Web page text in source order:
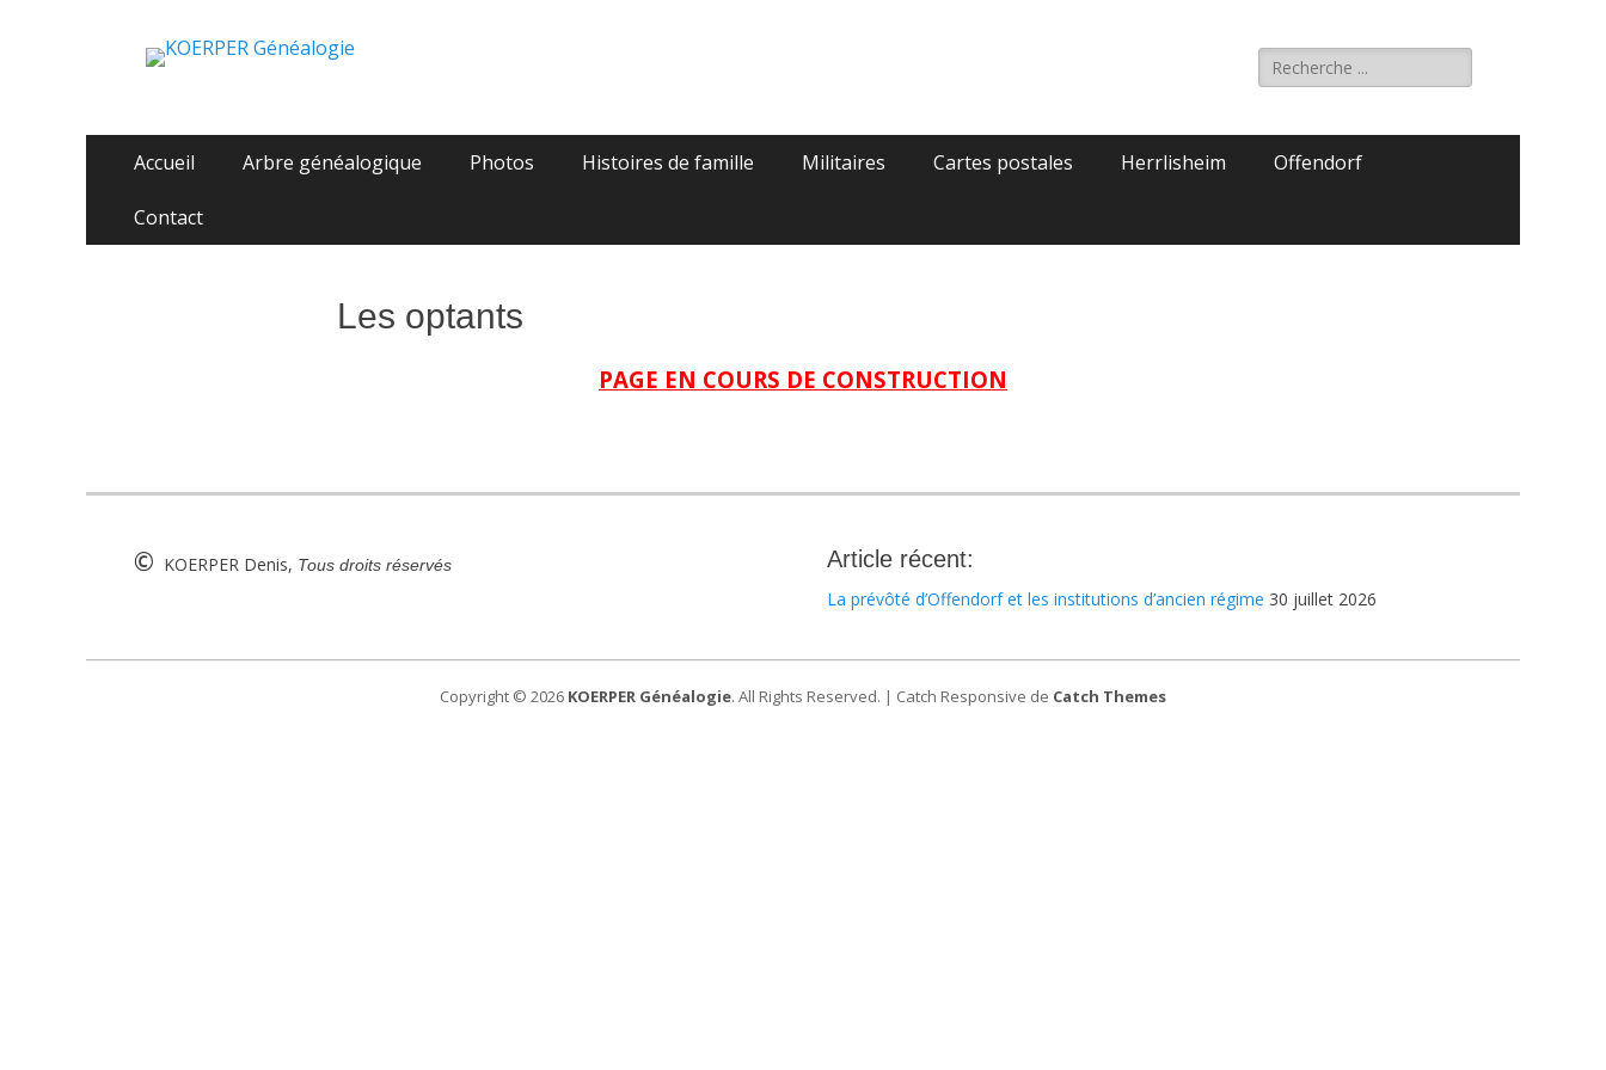
KOERPER Généalogie
La généalogie Koerper, Herrlisheim. Rechercher :
Menu
contenu
Accueil Arbre généalogique Photos Histoires de famille Militaires Cartes postales Herrlisheim Offendorf
Contact
Les optants
PAGE EN COURS DE CONSTRUCTION
© KOERPER Denis, Tous droits réservés Article récent:
La prévôté d’Offendorf et les institutions d’ancien régime 30 juillet 2026
Copyright © 2026 KOERPER Généalogie. All Rights Reserved. | Catch Responsive de Catch Themes